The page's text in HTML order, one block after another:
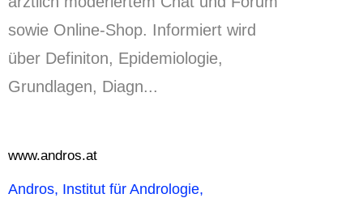
sowie Online-Shop. Informiert wird
über Definiton, Epidemiologie,
Grundlagen, Diagn...
www.andros.at
Andros, Institut für Andrologie,